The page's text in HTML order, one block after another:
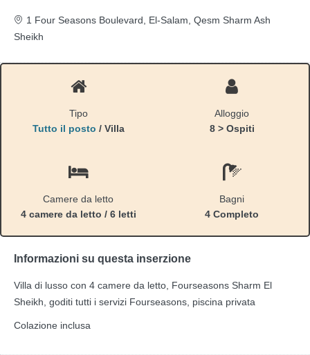
1 Four Seasons Boulevard, El-Salam, Qesm Sharm Ash
Sheikh
Tipo
Tutto il posto / Villa
Alloggio
8 > Ospiti
Camere da letto
4 camere da letto / 6 letti
Bagni
4 Completo
Informazioni su questa inserzione
Villa di lusso con 4 camere da letto, Fourseasons Sharm El
Sheikh, goditi tutti i servizi Fourseasons, piscina privata
Colazione inclusa